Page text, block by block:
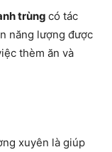
trùng có tác
năng lượng được
thèm ăn và
xuyên là giúp